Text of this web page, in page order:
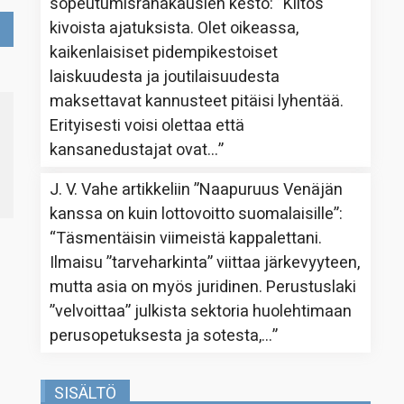
kivoista ajatuksista. Olet oikeassa,
kaikenlaisiset pidempikestoiset
laiskuudesta ja joutilaisuudesta
maksettavat kannusteet pitäisi lyhentää.
Erityisesti voisi olettaa että
kansanedustajat ovat…”
J. V. Vahe artikkeliin”Naapuruus Venäjän
kanssa on kuin lottovoitto suomalaisille”:
“Täsmentäisin viimeistä kappalettani.
Ilmaisu ”tarveharkinta” viittaa järkevyyteen,
mutta asia on myös juridinen. Perustuslaki
”velvoittaa” julkista sektoria huolehtimaan
perusopetuksesta ja sotesta,…”
SISÄLTÖ